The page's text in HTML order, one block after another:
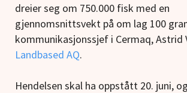
dreier seg om 750.000 fisk med en
gjennomsnittsvekt på om lag 100
kommunikasjonssjef i Cermaq, Astrid
Landbased AQ.
Hendelsen skal ha oppstått 20. juni,